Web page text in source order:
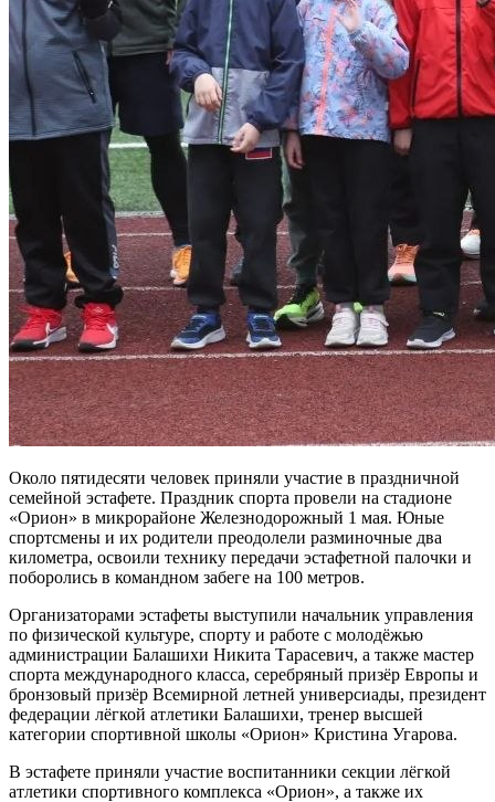
Около пятидесяти человек приняли участие в праздничной
семейной эстафете. Праздник спорта провели на стадионе
«Орион» в микрорайоне Железнодорожный 1 мая. Юные
спортсмены и их родители преодолели разминочные два
километра, освоили технику передачи эстафетной палочки и
поборолись в командном забеге на 100 метров.
Организаторами эстафеты выступили начальник управления
по физической культуре, спорту и работе с молодёжью
администрации Балашихи Никита Тарасевич, а также мастер
спорта международного класса, серебряный призёр Европы и
бронзовый призёр Всемирной летней универсиады, президент
федерации лёгкой атлетики Балашихи, тренер высшей
категории спортивной школы «Орион» Кристина Угарова.
В эстафете приняли участие воспитанники секции лёгкой
атлетики спортивного комплекса «Орион», а также их